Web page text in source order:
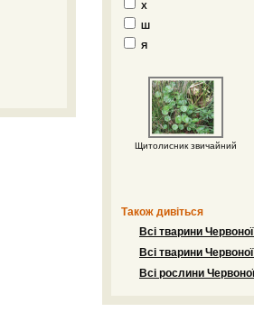
Х
Ш
Я
Щитолисник звичайний
Також дивіться
Всі тварини
Всі тварини
Всі рослини